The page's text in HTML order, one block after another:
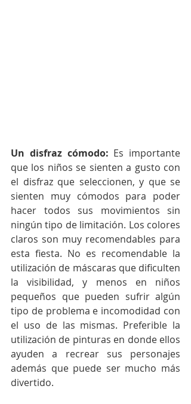
Un disfraz cómodo: Es importante
que los niños se sienten a gusto con
el disfraz que seleccionen, y que se
sienten muy cómodos para poder
hacer todos sus movimientos sin
ningún tipo de limitación. Los colores
claros son muy recomendables para
esta fiesta. No es recomendable la
utilización de máscaras que dificulten
la visibilidad, y menos en niños
pequeños que pueden sufrir algún
tipo de problema e incomodidad con
el uso de las mismas. Preferible la
utilización de pinturas en donde ellos
ayuden a recrear sus personajes
además que puede ser mucho más
divertido.